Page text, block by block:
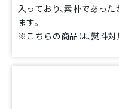
入っており、素朴であっ
ます。
※こちらの商品は、熨斗対